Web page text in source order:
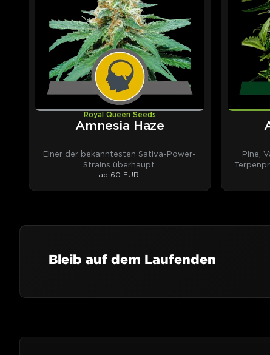
Royal Queen Seeds
Amnesia Haze
Einer der bekanntesten Sativa-Power-
Strains überhaupt.
ab 60 EUR
Pine,
Bleib auf dem Laufenden